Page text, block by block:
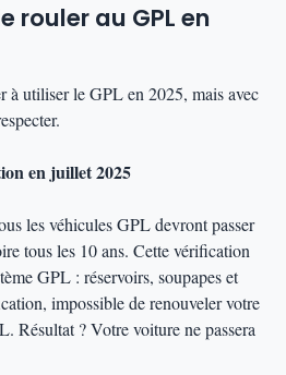
rouler au GPL en
à utiliser le GPL en 2025, mais avec
en juillet 2025
les véhicules GPL devront passer
tous les 10 ans. Cette vérification
GPL : réservoirs, soupapes et
impossible de renouveler votre
Résultat ? Votre voiture ne passera